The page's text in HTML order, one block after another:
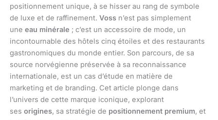
positionnement unique, à se hisser au rang de symbole
de luxe et de raffinement. Voss n’est pas simplement
une eau minérale ; c’est un accessoire de mode, un
incontournable des hôtels cinq étoiles et des restaurants
gastronomiques du monde entier. Son parcours, de sa
source norvégienne préservée à sa reconnaissance
internationale, est un cas d’étude en matière de
marketing et de branding. Cet article plonge dans
l’univers de cette marque iconique, explorant
ses origines, sa stratégie de positionnement premium, et